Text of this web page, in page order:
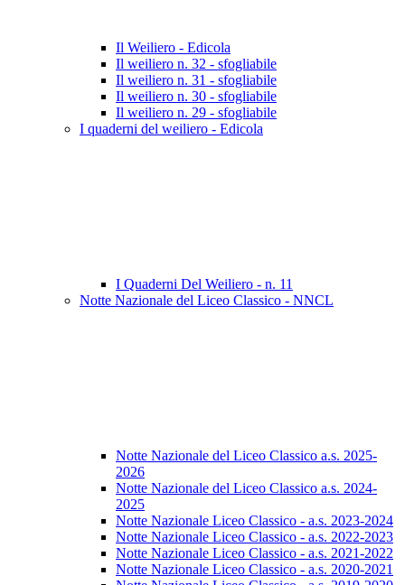
Il Weiliero - Edicola
Il weiliero n. 32 - sfogliabile
Il weiliero n. 31 - sfogliabile
Il weiliero n. 30 - sfogliabile
Il weiliero n. 29 - sfogliabile
I quaderni del weiliero - Edicola
I Quaderni Del Weiliero - n. 11
Notte Nazionale del Liceo Classico - NNCL
Notte Nazionale del Liceo Classico a.s. 2025-
2026
Notte Nazionale del Liceo Classico a.s. 2024-
2025
Notte Nazionale Liceo Classico - a.s. 2023-2024
Notte Nazionale Liceo Classico - a.s. 2022-2023
Notte Nazionale Liceo Classico - a.s. 2021-2022
Notte Nazionale Liceo Classico - a.s. 2020-2021